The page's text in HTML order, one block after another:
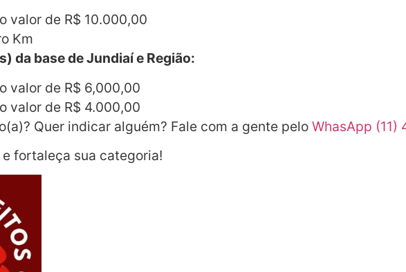
valor de R$ 10.000,00
Km
da base de Jundiaí e Região:
valor de R$ 6,000,00
valor de R$ 4.000,00
Quer indicar alguém? Fale com a gente pelo WhasApp (11)
fortaleça sua categoria!